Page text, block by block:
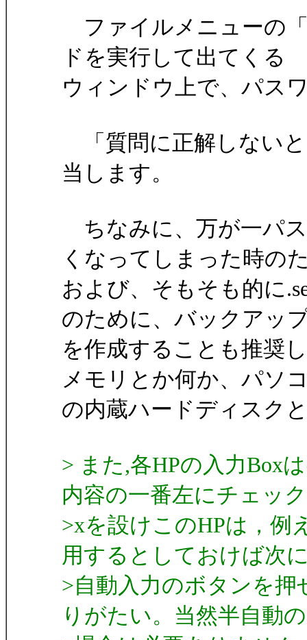
ファイルメニューの
ドを実行して出てくる
ウィンドウ上で、パス
「質問に正解しない
当します。
ちなみに、万が一パ
くなってしまった時の
および、そもそも的に
のために、バックアッ
を作成することも推奨
メモリとか何か、パソ
の内蔵ハードディスク
> また,各HPの入力Box
内容の一番左にチェッ
>xを設けこのHPは，例
用するとしておけば次
>自動入力のボタンを
りがたい。当然半自動の